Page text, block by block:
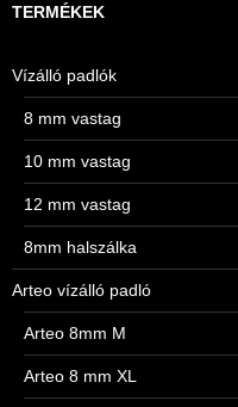
TERMÉKEK
Vízálló padlók
8 mm vastag
10 mm vastag
12 mm vastag
8mm halszálka
Arteo vízálló padló
Arteo 8mm M
Arteo 8 mm XL